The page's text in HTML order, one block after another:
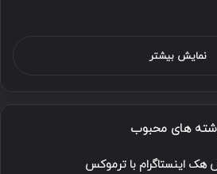
نمایش بیشتر
های محبوب
هک اینستاگرام با ترموکس